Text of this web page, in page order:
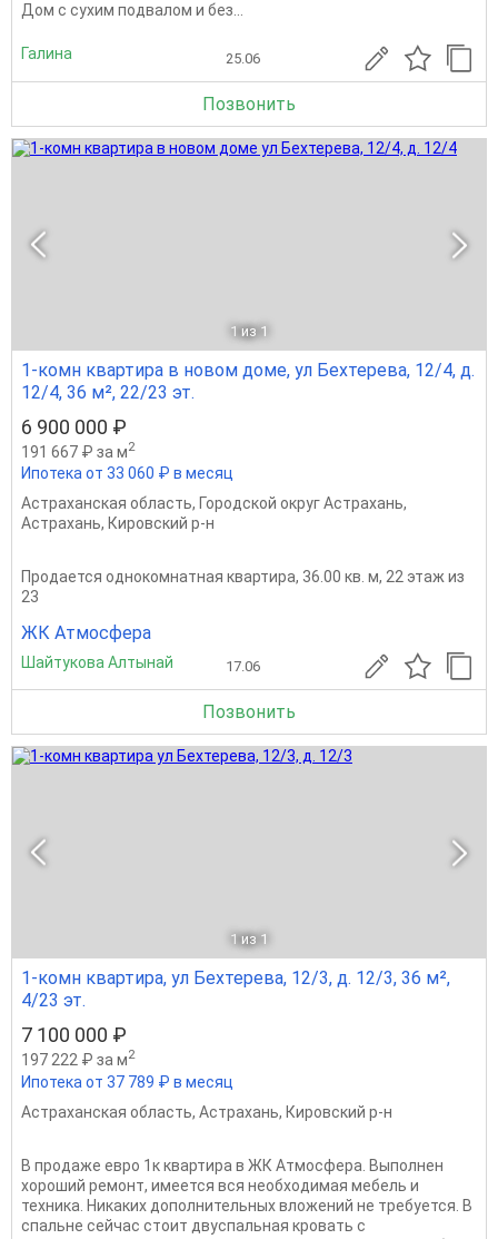
Дом с сухим подвалом и без...
Галина 25.06
Позвонить
1 из 1
1-комн квартира в новом доме, ул Бехтерева, 12/4, д.
12/4, 36 м², 22/23 эт.
6 900 000 ₽
191 667 ₽ за м2
Ипотека от 33 060 ₽ в месяц
Астраханская область, Городской округ Астрахань,
Астрахань, Кировский р-н
Продается однокомнатная квартира, 36.00 кв. м, 22 этаж из
23
ЖК Атмосфера
Шайтукова Алтынай 17.06
Позвонить
1 из 1
1-комн квартира, ул Бехтерева, 12/3, д. 12/3, 36 м²,
4/23 эт.
7 100 000 ₽
197 222 ₽ за м2
Ипотека от 37 789 ₽ в месяц
Астраханская область, Астрахань, Кировский р-н
В продаже евро 1к квартира в ЖК Атмосфера. Выполнен
хороший ремонт, имеется вся необходимая мебель и
техника. Никаких дополнительных вложений не требуется. В
спальне сейчас стоит двуспальная кровать с